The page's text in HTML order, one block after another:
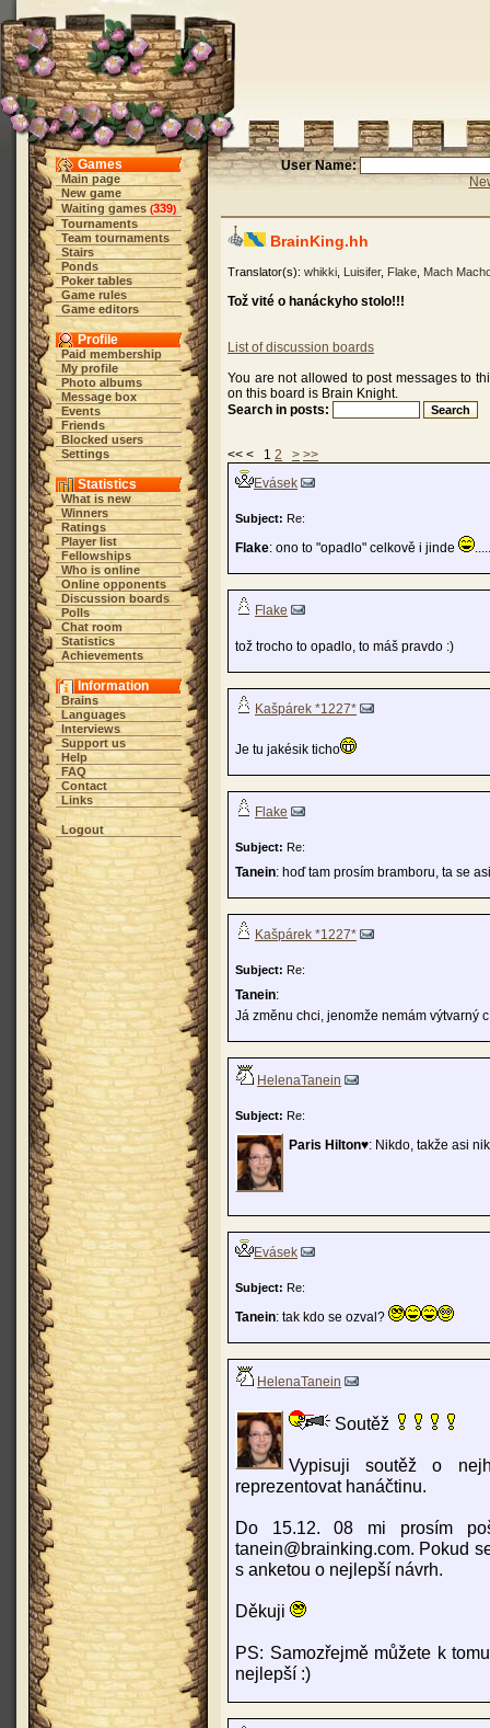
Games
Main page
New game
Waiting games (339)
Tournaments
Team tournaments
Stairs
Ponds
Poker tables
Game rules
Game editors
Profile
Paid membership
My profile
Photo albums
Message box
Events
Friends
Blocked users
Settings
Statistics
What is new
Winners
Ratings
Player list
Fellowships
Who is online
Online opponents
Discussion boards
Polls
Chat room
Statistics
Achievements
Information
Brains
Languages
Interviews
Support us
Help
FAQ
Contact
Links
Logout
User Name:
BrainKing.hh
Translator(s): whikki Luisifer, Flake Mach
Tož vité o hanáckyho stolo!!!
List of discussion boards
You are not allowed to post messages to
on this board is Brain Knight.
Search in posts:
<< < 1 2 > >>
Evásek
Subject: Re:
Flake: ono to "opadlo" celkově i jinde .....
Flake
tož trocho to opadlo, to máš pravdo :)
Kašpárek *1227*
Je tu jakésik ticho
Flake
Subject: Re:
Tanein: hoď tam prosím bramboru, ta se
Kašpárek *1227*
Subject: Re:
Tanein:
Já změnu chci, jenomže nemám výtvarný
HelenaTanein
Subject: Re:
Paris Hilton♥: Nikdo, takže asi
Evásek
Subject: Re:
Tanein: tak kdo se ozval?
HelenaTanein
Soutěž
Vypisuji soutěž o
reprezentovat hanáčtinu.
Do 15.12. 08 mi prosím
tanein@brainking.com. Pokud
s anketou o nejlepší návrh.
Děkuji
PS: Samozřejmě můžete k
nejlepší :)